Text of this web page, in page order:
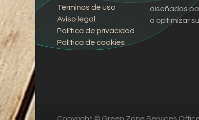
Términos de uso
Aviso legal
Política de privacidad
Política de cookies
diseñados
a optimizar